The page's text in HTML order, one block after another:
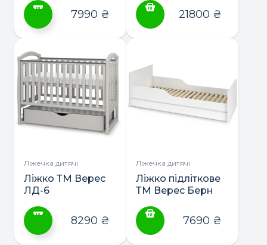
товар
має
кілька
варіантів.
Параметри
можна
сторінці
товару
7990 ₴
Tokyo з
шухлядою 190×80
21800 ₴
Ліжечка дитячі
Ліжко ТМ Верес
ЛД-6
8290 ₴
Ліжечка дитячі
Ліжко підліткове
ТМ Верес Берн
7690 ₴